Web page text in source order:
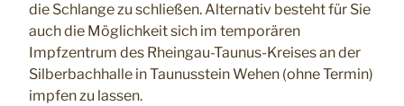
die Schlange zu schließen. Alternativ besteht für Sie
auch die Möglichkeit sich im temporären
Impfzentrum des Rheingau-Taunus-Kreises an der
Silberbachhalle in Taunusstein Wehen (ohne Termin)
impfen zu lassen.